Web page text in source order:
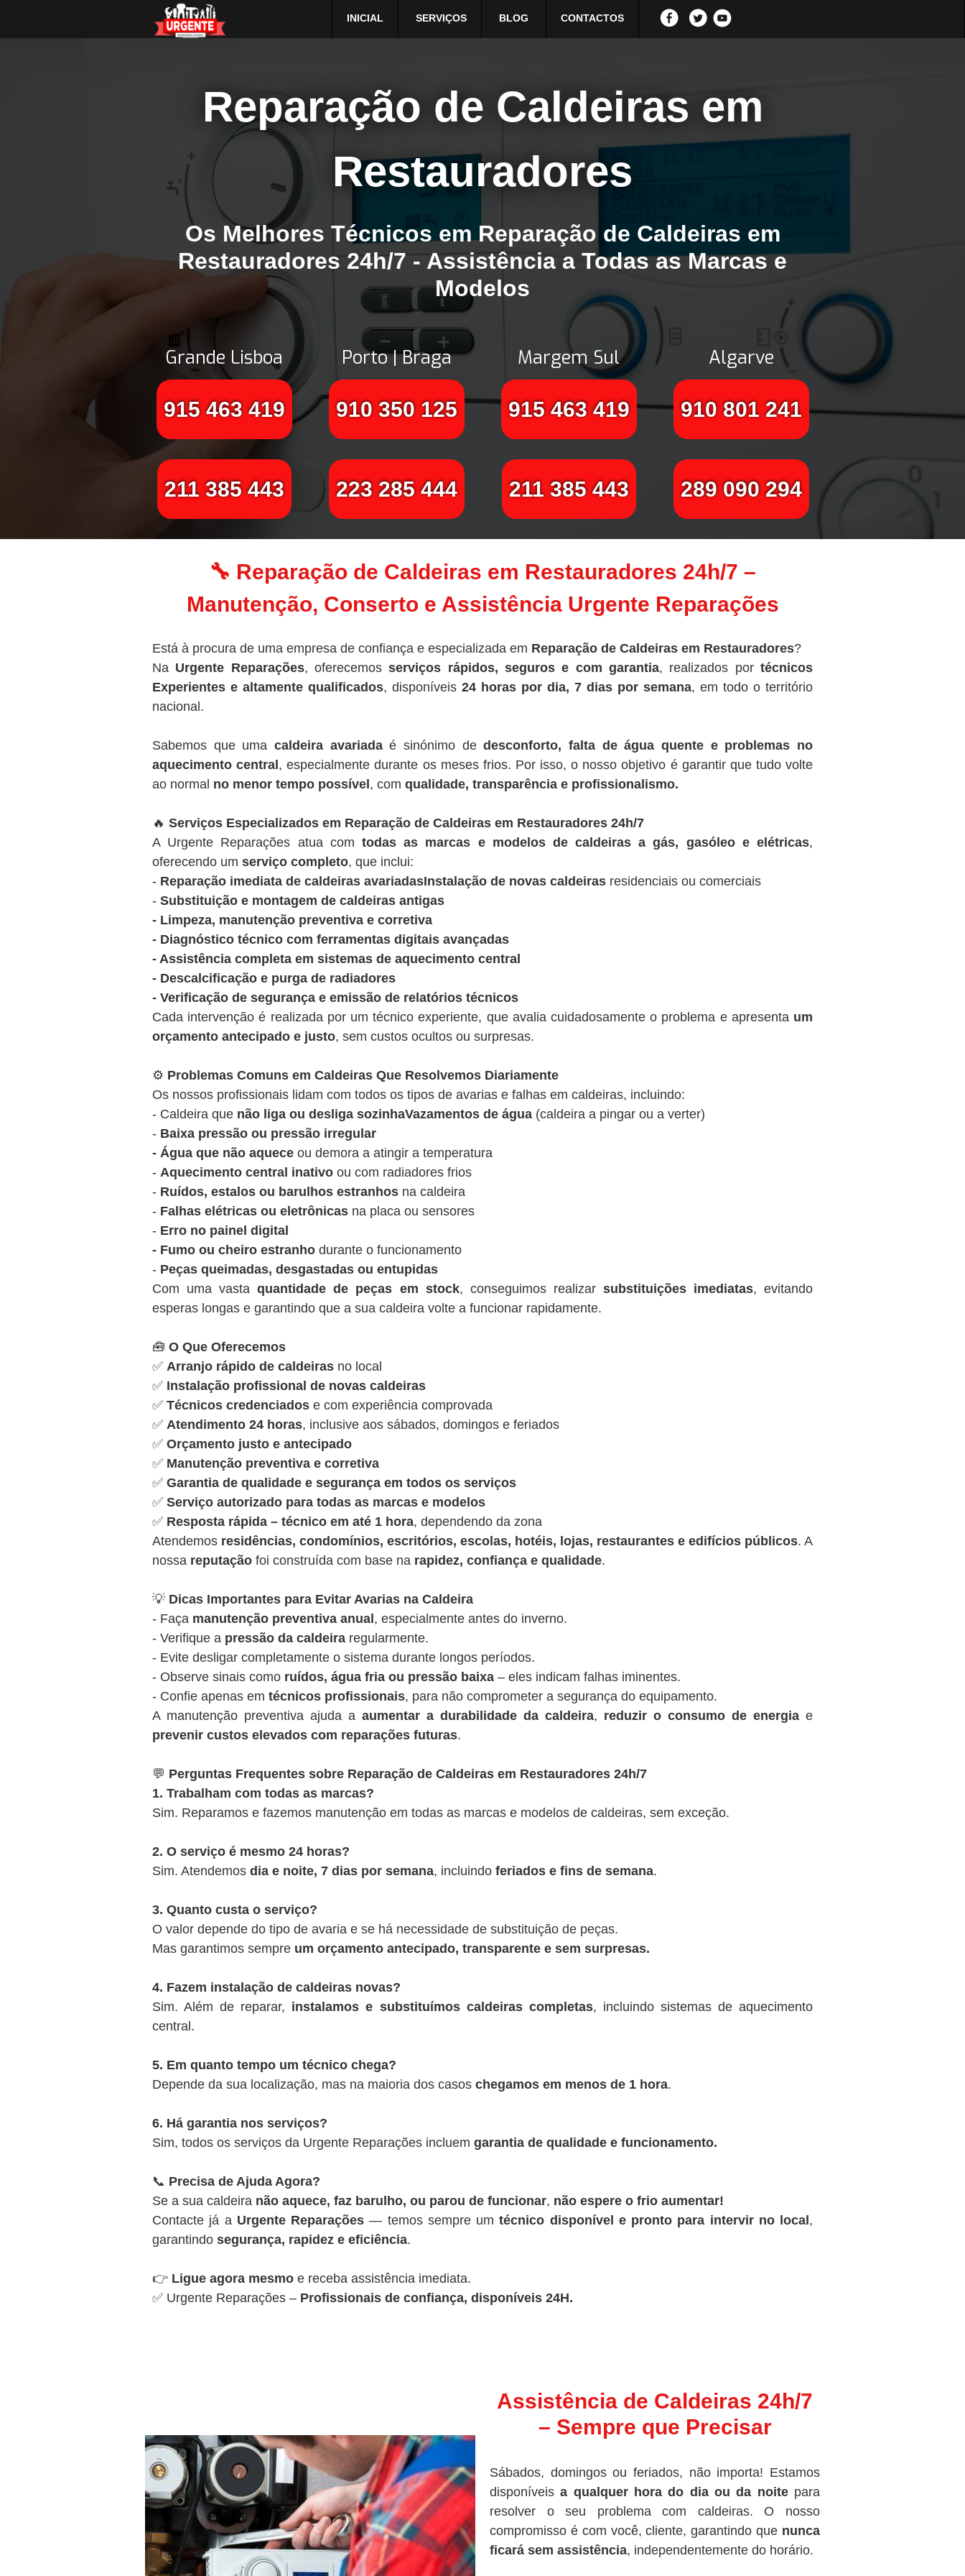
INICIAL SERVIÇOS BLOG CONTACTOS
Reparação de Caldeiras em
Restauradores
Os Melhores Técnicos em Reparação de Caldeiras em
Restauradores 24h/7 - Assistência a Todas as Marcas e
Modelos
Grande Lisboa
915 463 419
211 385 443
Porto | Braga
910 350 125
223 285 444
Margem Sul
915 463 419
211 385 443
Algarve
910 801 241
289 090 294
🔧 Reparação de Caldeiras em Restauradores 24h/7 –
Manutenção, Conserto e Assistência Urgente Reparações
Está à procura de uma empresa de confiança e especializada em Reparação de Caldeiras em Restauradores?
Na Urgente Reparações, oferecemosserviços rápidos, seguros e com garantia, realizados portécnicos
Experientes e altamente qualificados, disponíveis 24 horas por dia, 7 dias por semana, em todo o território
nacional.
Sabemos que uma caldeira avariadaé sinónimo dedesconforto, falta de água quente e problemas no
aquecimento central , especialmente durante os meses frios. Por isso, o nosso objetivo é garantir que tudo volte
ao normal no menor tempo possível , com qualidade, transparência e profissionalismo.
🔥 Serviços Especializados em Reparação de Caldeiras em Restauradores 24h/7
A Urgente Reparações atua com todas as marcas e modelos de caldeiras a gás, gasóleo e elétricas,
oferecendo um serviço completo, que inclui:
- Reparação imediata de caldeiras avariadasInstalação de novas caldeiras residenciais ou comerciais
- Substituição e montagem de caldeiras antigas
- Limpeza, manutenção preventiva e corretiva
- Diagnóstico técnico com ferramentas digitais avançadas
- Assistência completa em sistemas de aquecimento central
- Descalcificação e purga de radiadores
- Verificação de segurança e emissão de relatórios técnicos
Cada intervenção é realizada por um técnico experiente, que avalia cuidadosamente o problema e apresenta um
orçamento antecipado e justo, sem custos ocultos ou surpresas.
⚙️ Problemas Comuns em Caldeiras Que Resolvemos Diariamente
Os nossos profissionais lidam com todos os tipos de avarias e falhas em caldeiras, incluindo:
- Caldeira que não liga ou desliga sozinhaVazamentos de água (caldeira a pingar ou a verter)
- Baixa pressão ou pressão irregular
- Água que não aquece ou demora a atingir a temperatura
- Aquecimento central inativo ou com radiadores frios
- Ruídos, estalos ou barulhos estranhos na caldeira
- Falhas elétricas ou eletrônicas na placa ou sensores
- Erro no painel digital
- Fumo ou cheiro estranho durante o funcionamento
- Peças queimadas, desgastadas ou entupidas
Com uma vastaquantidade de peças em stock, conseguimos realizar substituições imediatas, evitando
esperas longas e garantindo que a sua caldeira volte a funcionar rapidamente.
🧰 O Que Oferecemos
✅ Arranjo rápido de caldeiras no local
✅ Instalação profissional de novas caldeiras
✅ Técnicos credenciados e com experiência comprovada
✅ Atendimento 24 horas, inclusive aos sábados, domingos e feriados
✅ Orçamento justo e antecipado
✅ Manutenção preventiva e corretiva
✅ Garantia de qualidade e segurança em todos os serviços
✅ Serviço autorizado para todas as marcas e modelos
✅ Resposta rápida – técnico em até 1 hora, dependendo da zona
Atendemos residências, condomínios, escritórios, escolas, hotéis, lojas, restaurantes e edifícios públicos. A
nossa reputação foi construída com base na rapidez, confiança e qualidade.
💡 Dicas Importantes para Evitar Avarias na Caldeira
- Faça manutenção preventiva anual , especialmente antes do inverno.
- Verifique a pressão da caldeira regularmente.
- Evite desligar completamente o sistema durante longos períodos.
- Observe sinais como ruídos, água fria ou pressão baixa – eles indicam falhas iminentes.
- Confie apenas em técnicos profissionais, para não comprometer a segurança do equipamento.
A manutenção preventiva ajuda a aumentar a durabilidade da caldeira, reduzir o consumo de energia e
prevenir custos elevados com reparações futuras.
💬 Perguntas Frequentes sobre Reparação de Caldeiras em Restauradores 24h/7
1. Trabalham com todas as marcas?
Sim. Reparamos e fazemos manutenção em todas as marcas e modelos de caldeiras, sem exceção.
2. O serviço é mesmo 24 horas?
Sim. Atendemos dia e noite, 7 dias por semana, incluindo feriados e fins de semana.
3. Quanto custa o serviço?
O valor depende do tipo de avaria e se há necessidade de substituição de peças.
Mas garantimos sempre um orçamento antecipado, transparente e sem surpresas.
4. Fazem instalação de caldeiras novas?
Sim. Além de reparar, instalamos e substituímos caldeiras completas, incluindo sistemas de aquecimento
central.
5. Em quanto tempo um técnico chega?
Depende da sua localização, mas na maioria dos casos chegamos em menos de 1 hora.
6. Há garantia nos serviços?
Sim, todos os serviços da Urgente Reparações incluem garantia de qualidade e funcionamento.
📞 Precisa de Ajuda Agora?
Se a sua caldeira não aquece, faz barulho, ou parou de funcionar, não espere o frio aumentar!
Contacte já a Urgente Reparações — temos sempre umtécnico disponível e pronto para intervir no local ,
garantindo segurança, rapidez e eficiência.
👉 Ligue agora mesmo e receba assistência imediata.
✅ Urgente Reparações – Profissionais de confiança, disponíveis 24H.
Assistência de Caldeiras 24h/7
– Sempre que Precisar
Sábados, domingos ou feriados, não importa! Estamos
disponíveisa qualquer hora do dia ou da noitepara
resolver o seu problema com caldeiras. O nosso
compromisso é com você, cliente, garantindo que nunca
ficará sem assistência, independentemente do horário.